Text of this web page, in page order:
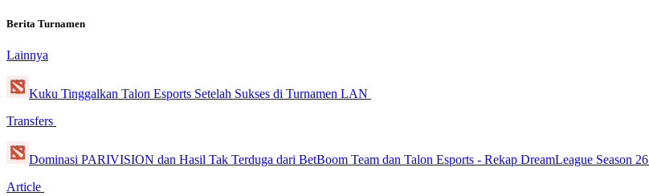
Berita Turnamen
Lainnya
Kuku Tinggalkan Talon Esports Setelah Sukses di Turnamen LAN
Transfers
Dominasi PARIVISION dan Hasil Tak Terduga dari BetBoom Team dan Talon Esports - Rekap DreamLeague Season 26
Article